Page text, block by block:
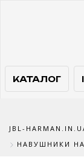
КАТАЛОГ
КАТАЛОГ
JBL-
НАВУШНИКИ